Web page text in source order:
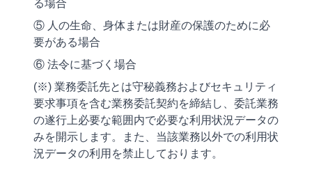
る場合
⑤ 人の生命、身体または財産の保護のために必
要がある場合
⑥ 法令に基づく場合
(※) 業務委託先とは守秘義務およびセキュリティ
要求事項を含む業務委託契約を締結し、委託業務
の遂行上必要な範囲内で必要な利用状況データの
みを開示します。また、当該業務以外での利用状
況データの利用を禁止しております。